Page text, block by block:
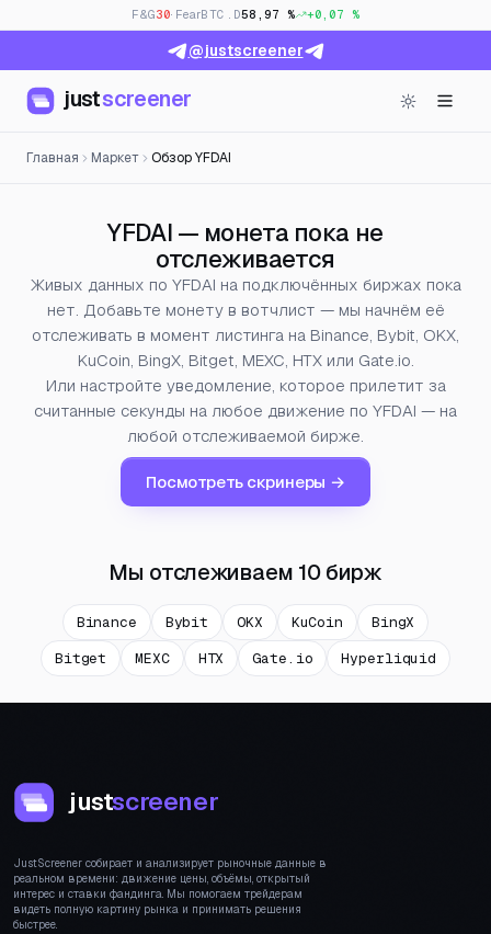
F&G30· FearBTC.D58,97 % +0,07 %
@justscreener
justscreener
Главная Маркет Обзор YFDAI
YFDAI — монета пока не
отслеживается
Живых данных по YFDAI на подключённых биржах пока
нет. Добавьте монету в вотчлист — мы начнём её
отслеживать в момент листинга на Binance, Bybit, OKX,
KuCoin, BingX, Bitget, MEXC, HTX или Gate.io.
Или настройте уведомление, которое прилетит за
считанные секунды на любое движение по YFDAI — на
любой отслеживаемой бирже.
Посмотреть скринеры →
Мы отслеживаем 10 бирж
Binance Bybit OKX KuCoin
BingX
Bitget
MEXC HTX Gate.io Hyperliquid
justscreener
JustScreener собирает и анализирует рыночные данные в
реальном времени: движение цены, объёмы, открытый
интерес и ставки фандинга. Мы помогаем трейдерам
видеть полную картину рынка и принимать решения
быстрее.